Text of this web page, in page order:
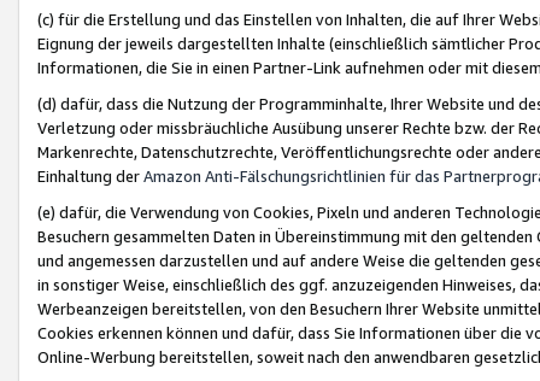
(c) für die Erstellung und das Einstellen von Inhalten, die auf Ihrer
Eignung der jeweils dargestellten Inhalte (einschließlich sämtlicher
Informationen, die Sie in einen Partner-Link aufnehmen oder mit
(d) dafür, dass die Nutzung der Programminhalte, Ihrer Website und
Verletzung oder missbräuchliche Ausübung unserer Rechte bzw. der
Markenrechte, Datenschutzrechte, Veröffentlichungsrechte oder
Einhaltung derAmazon Anti-Fälschungsrichtlinien für das
(e) dafür, die Verwendung von Cookies, Pixeln und anderen
Besuchern gesammelten Daten in Übereinstimmung mit den
und angemessen darzustellen und auf andere Weise die geltenden
in sonstiger Weise, einschließlich des ggf. anzuzeigenden Hinweises,
Werbeanzeigen bereitstellen, von den Besuchern Ihrer Website
Cookies erkennen können und dafür, dass Sie Informationen über die
Online-Werbung bereitstellen, soweit nach den anwendbaren